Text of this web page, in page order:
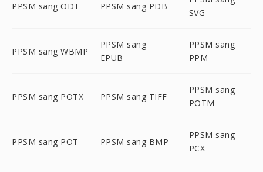
PPSM sang ODT PPSM sang PDB
SVG
PPSM sang WBMP
PPSM sang
EPUB
PPSM sang
PPM
PPSM sang POTX PPSM sang TIFF
PPSM sang
POTM
PPSM sang POT PPSM sang BMP
PPSM sang
PCX